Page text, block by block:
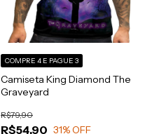
Camiseta King Diamond The
Graveyard
R$54,90
R$79,90
31% OFF
COMPRE 4 E PAGUE 3